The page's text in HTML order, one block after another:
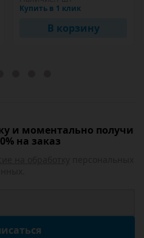
Купить в 1 клик
В корзину
и моментально получи
на заказ